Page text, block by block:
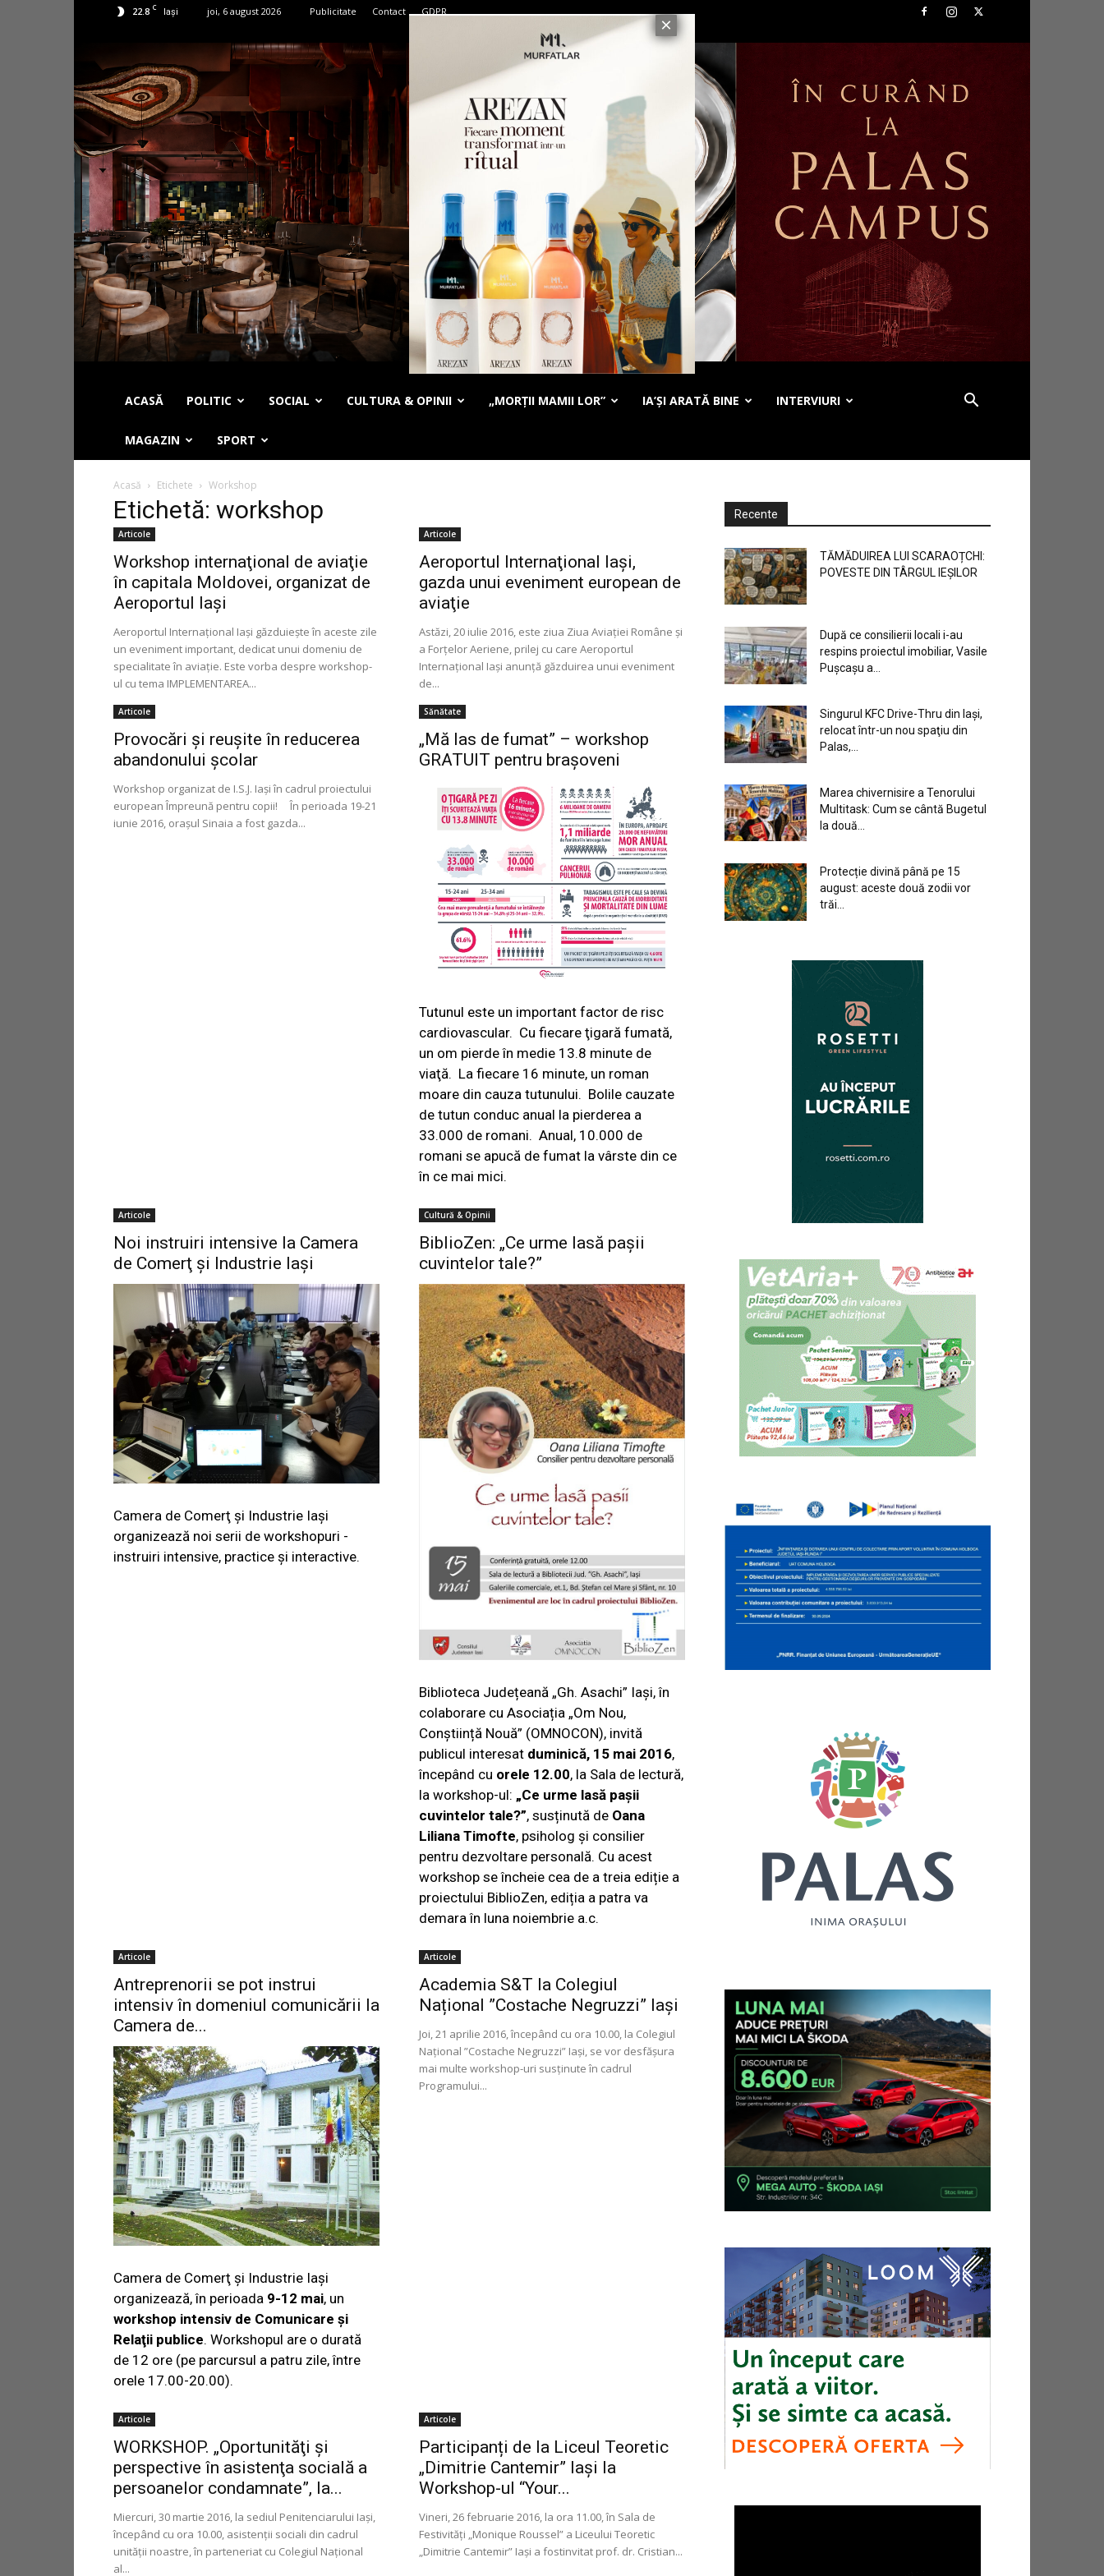
22.8 C Iași joi, 6 august 2026 Publicitate Contact GDPR
ACASĂ POLITIC SOCIAL CULTURA & OPINII „MORȚII MAMII LOR” IA’ȘI ARATĂ BINE INTERVIURI
MAGAZIN SPORT
Acasă Etichete Workshop
Etichetă: workshop
Articole
Workshop internaţional de aviaţie
în capitala Moldovei, organizat de
Aeroportul Iaşi
Aeroportul Internaţional Iaşi găzduieşte în aceste zile
un eveniment important, dedicat unui domeniu de
specialitate în aviaţie. Este vorba despre workshop-
ul cu tema IMPLEMENTAREA...
Articole
Aeroportul Internaţional Iaşi,
gazda unui eveniment european de
aviaţie
Astăzi, 20 iulie 2016, este ziua Ziua Aviaţiei Române şi
a Forţelor Aeriene, prilej cu care Aeroportul
Internaţional Iaşi anunţă găzduirea unui eveniment
de...
Articole
Provocări și reușite în reducerea
abandonului școlar
Workshop organizat de I.S.J. Iași în cadrul proiectului
european Împreună pentru copii! În perioada 19-21
iunie 2016, oraşul Sinaia a fost gazda...
Sănătate
„Mă las de fumat” – workshop
GRATUIT pentru brașoveni
Tutunul este un important factor de risc
cardiovascular. Cu fiecare ţigară fumată,
un om pierde în medie 13.8 minute de
viaţă. La fiecare 16 minute, un roman
moare din cauza tutunului. Bolile cauzate
de tutun conduc anual la pierderea a
33.000 de romani. Anual, 10.000 de
romani se apucă de fumat la vârste din ce
în ce mai mici.
Articole
Noi instruiri intensive la Camera
de Comerţ şi Industrie Iaşi
Camera de Comerţ şi Industrie Iaşi
organizează noi serii de workshopuri -
instruiri intensive, practice şi interactive.
Cultură & Opinii
BiblioZen: „Ce urme lasă pașii
cuvintelor tale?”
Biblioteca Județeană „Gh. Asachi” Iași, în
colaborare cu Asociația „Om Nou,
Conștiință Nouă” (OMNOCON), invită
publicul interesat duminică, 15 mai 2016,
începând cu orele 12.00, la Sala de lectură,
la workshop-ul: „Ce urme lasă pașii
cuvintelor tale?”, susținută de Oana
Liliana Timofte, psiholog și consilier
pentru dezvoltare personală. Cu acest
workshop se încheie cea de a treia ediție a
proiectului BiblioZen, ediția a patra va
demara în luna noiembrie a.c.
Articole
Antreprenorii se pot instrui
intensiv în domeniul comunicării la
Camera de...
Camera de Comerţ şi Industrie Iaşi
organizează, în perioada 9-12 mai, un
workshop intensiv de Comunicare şi
Relaţii publice. Workshopul are o durată
de 12 ore (pe parcursul a patru zile, între
orele 17.00-20.00).
Articole
Academia S&T la Colegiul
Național ”Costache Negruzzi” Iaşi
Joi, 21 aprilie 2016, începând cu ora 10.00, la Colegiul
Naţional ”Costache Negruzzi” Iaşi, se vor desfăşura
mai multe workshop-uri susţinute în cadrul
Programului...
Articole
WORKSHOP. „Oportunităţi şi
perspective în asistenţa socială a
persoanelor condamnate”, la...
Miercuri, 30 martie 2016, la sediul Penitenciarului Iaşi,
începând cu ora 10.00, asistenţii sociali din cadrul
unităţii noastre, în parteneriat cu Colegiul Naţional
al...
Articole
Participanți de la Liceul Teoretic
„Dimitrie Cantemir” Iași la
Workshop-ul “Your...
Vineri, 26 februarie 2016, la ora 11.00, în Sala de
Festivități „Monique Roussel” a Liceului Teoretic
„Dimitrie Cantemir” Iași a fostinvitat prof. dr. Cristian...
Recente
TĂMĂDUIREA LUI SCARAOȚCHI:
POVESTE DIN TÂRGUL IEȘILOR
După ce consilierii locali i-au
respins proiectul imobiliar, Vasile
Pușcașu a...
Singurul KFC Drive-Thru din Iași,
relocat într-un nou spaţiu din
Palas,...
Marea chivernisire a Tenorului
Multitask: Cum se cântă Bugetul
la două...
Protecție divină până pe 15
august: aceste două zodii vor
trăi...